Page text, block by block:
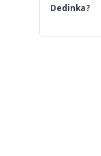
Dedinka?